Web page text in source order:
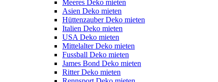
Meeres Deko mieten
Asien Deko mieten
Hüttenzauber Deko mieten
Italien Deko mieten
USA Deko mieten
Mittelalter Deko mieten
Fussball Deko mieten
James Bond Deko mieten
Ritter Deko mieten